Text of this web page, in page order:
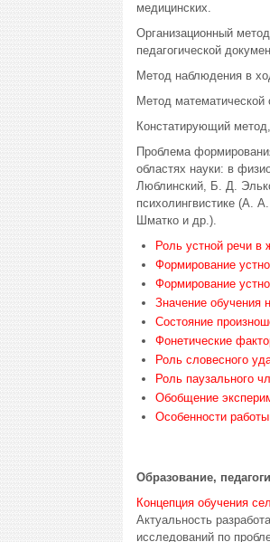
медицинских.
Организационный
педагогической
Метод наблюдения в
Метод математической
Констатирующий
Проблема
областях науки: в
Люблинский, Б. Д.
психолингвистике (А.
Шматко и др.).
Роль устной речи в
Формирование
Формирование
Значение обучения
Состояние
Фонетические
Роль словесного
Роль паузального
Обобщение
Особенности
Образование,
Концепция обучения
Актуальность
исследований по